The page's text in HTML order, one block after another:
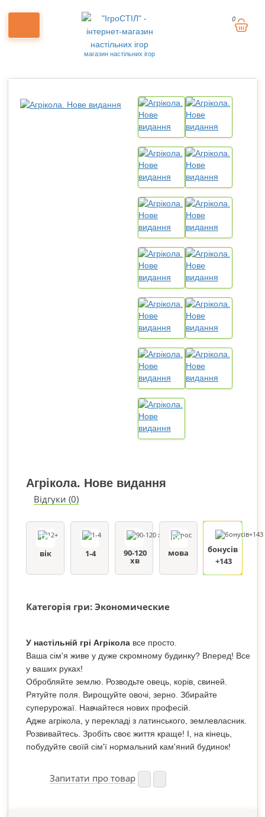
магазин настільних ігор
0
Агрікола. Нове видання
Відгуки (0)
вік
12+
1-4
90-120
хв
мова
рос
бонусів
+143
Категорія гри: Экономические
У настільній грі Агрікола все просто.
Ваша сім'я живе у дуже скромному будинку? Вперед! Все
у ваших руках!
Обробляйте землю. Розводьте овець, корів, свиней.
Рятуйте поля. Вирощуйте овочі, зерно. Збирайте
суперурожаї. Навчайтеся нових професій.
Адже агрікола, у перекладі з латинського, землевласник.
Розвивайтесь. Зробіть своє життя краще! І, на кінець,
побудуйте своїй сім'ї нормальний кам'яний будинок!
Запитати про товар